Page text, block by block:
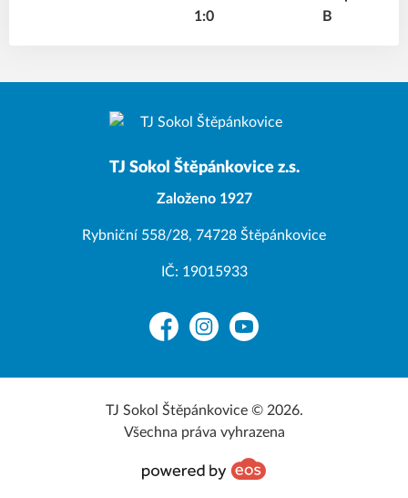
1:0
TJ Sokol Štěpánkovice z.s.
Založeno 1927
Rybniční 558/28, 74728 Štěpánkovice
IČ: 19015933
FacebookInstagramYouTube
TJ Sokol Štěpánkovice © 2026.
Všechna práva vyhrazena